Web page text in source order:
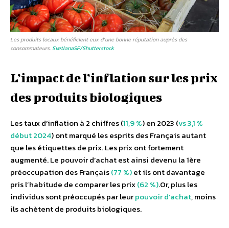
Les produits locaux bénéficient eux d’une bonne réputation auprès des
consommateurs.SvetlanaSF/Shutterstock
L’impact de l’inflation sur les prix
des produits biologiques
Les taux d’inflation à 2 chiffres (11,9 %) en 2023 (vs 3,1 %
début 2024) ont marqué les esprits des Français autant
que les étiquettes de prix. Les prix ont fortement
augmenté. Le pouvoir d’achat est ainsi devenu la 1ère
préoccupation des Français(77 %)et ils ont davantage
pris l’habitude de comparer les prix(62 %).Or, plus les
individus sont préoccupés par leurpouvoir d’achat, moins
ils achètent de produits biologiques.